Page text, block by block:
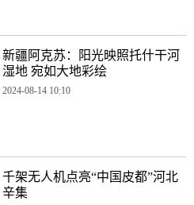
新疆阿克苏：阳光映照托什干河
湿地 宛如大地彩绘
2024-08-14 10:10
千架无人机点亮“中国皮都”河北
辛集